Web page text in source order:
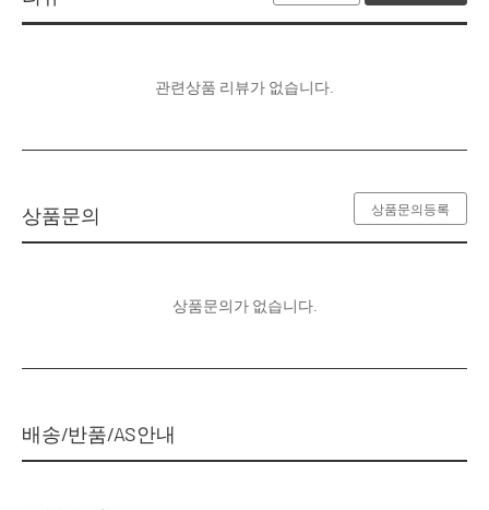
관련상품 리뷰가 없습니다.
상품문의 상품문의등록
상품문의가 없습니다.
배송/반품/AS안내